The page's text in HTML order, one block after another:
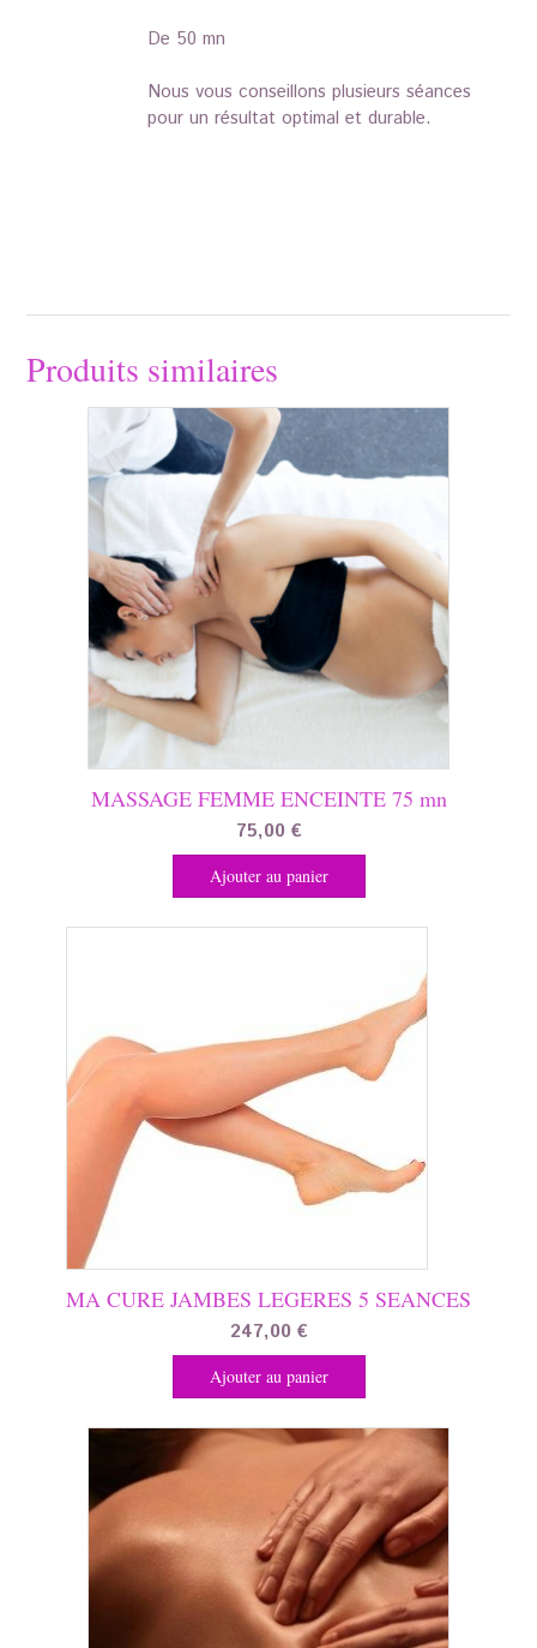
De 50 mn
Nous vous conseillons plusieurs séances
pour un résultat optimal et durable.
Produits similaires
MASSAGE FEMME ENCEINTE 75 mn
75,00 €
Ajouter au panier
MA CURE JAMBES LEGERES 5 SEANCES
247,00 €
Ajouter au panier